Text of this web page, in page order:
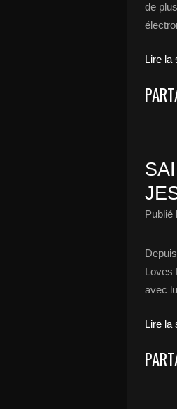
de
Lire la
Publié
Loves
avec
Lire la